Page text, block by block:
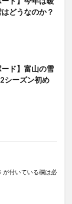
どうなのか？
ード】富山の雪
シーズン初め
が付いている欄は必